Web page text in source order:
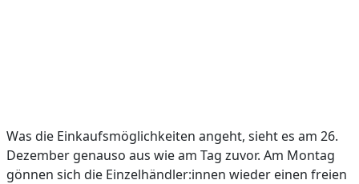
Was die Einkaufsmöglichkeiten angeht, sieht es am 26.
Dezember genauso aus wie am Tag zuvor. Am Montag
gönnen sich die Einzelhändler:innen wieder einen freien